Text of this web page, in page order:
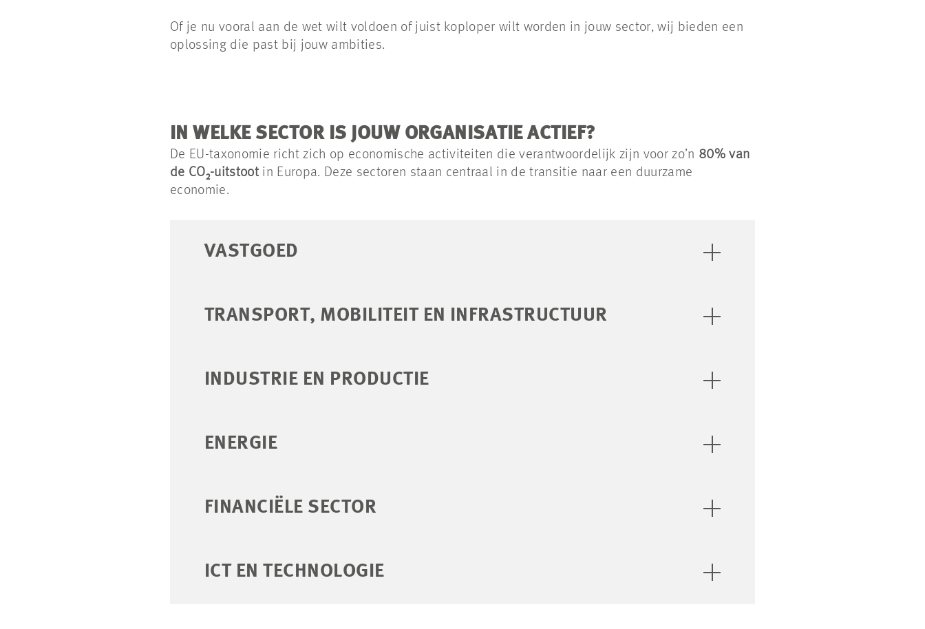
Of je nu vooral aan de wet wilt voldoen of juist koploper wilt worden in jouw sector, wij bieden een
oplossing die past bij jouw ambities.
IN WELKE SECTOR IS JOUW ORGANISATIE ACTIEF?
De EU-taxonomie richt zich op economische activiteiten die verantwoordelijk zijn voor zo’n 80% van
de CO₂-uitstootin Europa. Deze sectoren staan centraal in de transitie naar een duurzame
economie.
VASTGOED
TRANSPORT, MOBILITEIT EN INFRASTRUCTUUR
INDUSTRIE EN PRODUCTIE
ENERGIE
FINANCIËLE SECTOR
ICT EN TECHNOLOGIE